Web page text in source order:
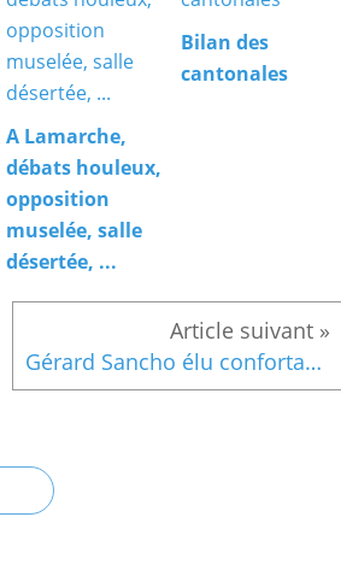
A Lamarche,
débats houleux,
opposition
muselée, salle
désertée, ...
Bilan des
cantonales
Gérard Sancho élu confortablement dans le canton de Lamarche